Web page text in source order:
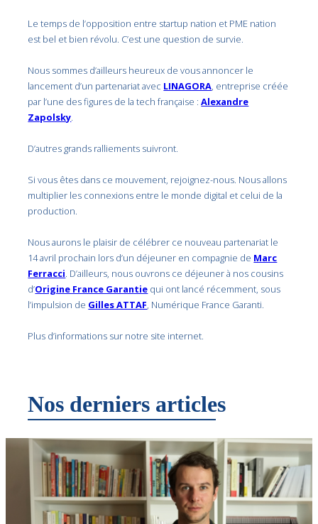
Le temps de l’opposition entre startup nation et PME nation
est bel et bien révolu. C’est une question de survie.
Nous sommes d’ailleurs heureux de vous annoncer le
lancement d’un partenariat avec LINAGORA, entreprise créée
par l’une des figures de la tech française :Alexandre
Zapolsky.
D’autres grands ralliements suivront.
Si vous êtes dans ce mouvement, rejoignez-nous. Nous allons
multiplier les connexions entre le monde digital et celui de la
production.
Nous aurons le plaisir de célébrer ce nouveau partenariat le
14 avril prochain lors d’un déjeuner en compagnie de Marc
Ferracci. D’ailleurs, nous ouvrons ce déjeuner à nos cousins
d’Origine France Garantie qui ont lancé récemment, sous
l’impulsion de Gilles ATTAF, Numérique France Garanti.
Plus d’informations sur notre site internet.
Nos derniers articles